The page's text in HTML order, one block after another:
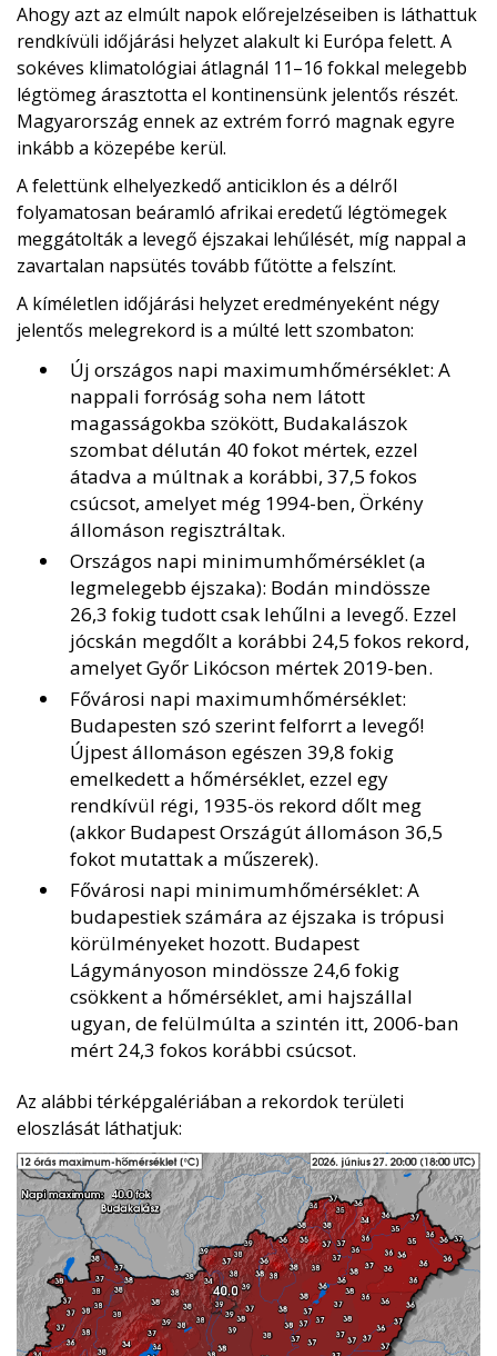
Ahogy azt az elmúlt napok előrejelzéseiben is láthattuk
rendkívüli időjárási helyzet alakult ki Európa felett. A
sokéves klimatológiai átlagnál 11–16 fokkal melegebb
légtömeg árasztotta el kontinensünk jelentős részét.
Magyarország ennek az extrém forró magnak egyre
inkább a közepébe kerül.
A felettünk elhelyezkedő anticiklon és a délről
folyamatosan beáramló afrikai eredetű légtömegek
meggátolták a levegő éjszakai lehűlését, míg nappal a
zavartalan napsütés tovább fűtötte a felszínt.
A kíméletlen időjárási helyzet eredményeként négy
jelentős melegrekord is a múlté lett szombaton:
Új országos napi maximumhőmérséklet: A
nappali forróság soha nem látott
magasságokba szökött, Budakalászok
szombat délután 40 fokot mértek, ezzel
átadva a múltnak a korábbi, 37,5 fokos
csúcsot, amelyet még 1994-ben, Örkény
állomáson regisztráltak.
Országos napi minimumhőmérséklet (a
legmelegebb éjszaka): Bodán mindössze
26,3 fokig tudott csak lehűlni a levegő. Ezzel
jócskán megdőlt a korábbi 24,5 fokos rekord,
amelyet Győr Likócson mértek 2019-ben.
Fővárosi napi maximumhőmérséklet:
Budapesten szó szerint felforrt a levegő!
Újpest állomáson egészen 39,8 fokig
emelkedett a hőmérséklet, ezzel egy
rendkívül régi, 1935-ös rekord dőlt meg
(akkor Budapest Országút állomáson 36,5
fokot mutattak a műszerek).
Fővárosi napi minimumhőmérséklet: A
budapestiek számára az éjszaka is trópusi
körülményeket hozott. Budapest
Lágymányoson mindössze 24,6 fokig
csökkent a hőmérséklet, ami hajszállal
ugyan, de felülmúlta a szintén itt, 2006-ban
mért 24,3 fokos korábbi csúcsot.
Az alábbi térképgalériában a rekordok területi
eloszlását láthatjuk: